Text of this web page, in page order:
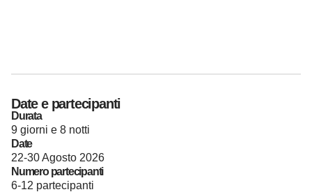
Date e partecipanti
Durata
9 giorni e 8 notti
Date
22-30 Agosto 2026
Numero partecipanti
6-12 partecipanti